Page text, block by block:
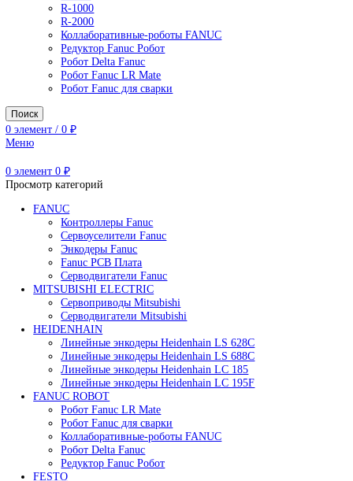
Роботы Epson
Роботы FANUC
M-10
M-20
M-2000
M-410
R-1000
Редуктор Fanuc Робот
Робот Delta Fanuc
Робот Fanuc LR Mate
Робот Fanuc для сварки
элемент / 0₽
Меню
элемент 0₽
Просмотр категорий
FANUC
Контроллеры Fanuc
Сервоуселители Fanuc
Энкодеры Fanuc
Fanuc PCB Плата
Серводвигатели Fanuc
MITSUBISHI ELECTRIC
Сервоприводы Mitsubishi